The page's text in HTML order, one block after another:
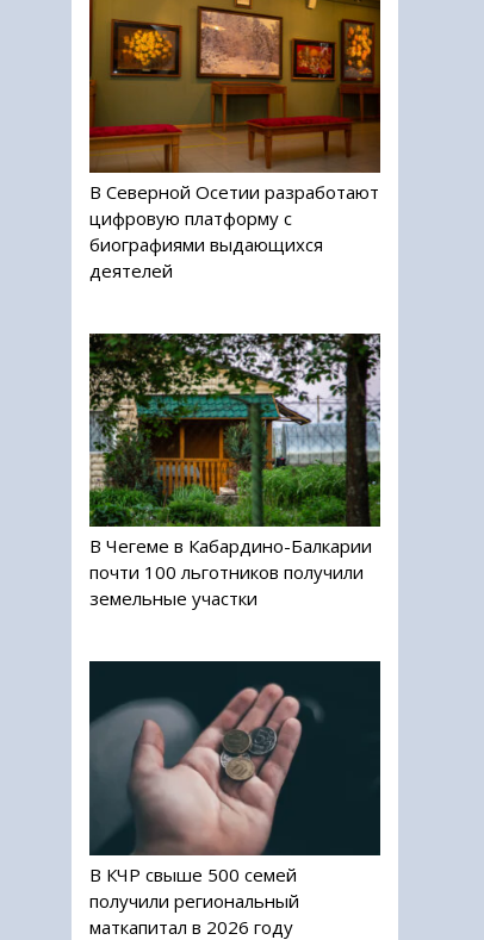
В Северной Осетии разработают
цифровую платформу с
биографиями выдающихся
деятелей
В Чегеме в Кабардино-Балкарии
почти 100 льготников получили
земельные участки
В КЧР свыше 500 семей
получили региональный
маткапитал в 2026 году